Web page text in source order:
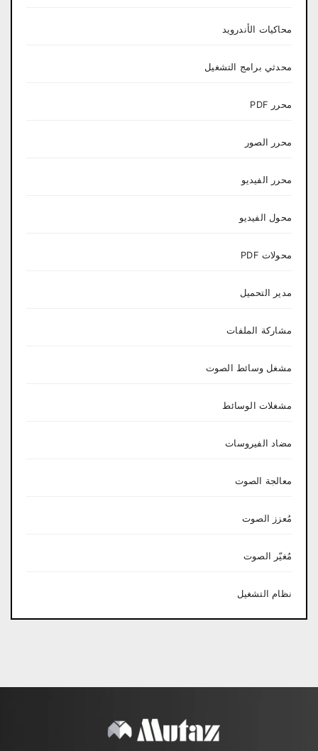
محاكيات الأندرويد
محدثي برامج التشغيل
محرر PDF
محرر الصور
محرر الفيديو
محول الفيديو
محولات PDF
مدير التحميل
مشاركة الملفات
مشغل وسائط الصوت
مشغلات الوسائط
مضاد الفيروسات
معالجة الصوت
مُعزز الصوت
مُغيّر الصوت
نظام التشغيل